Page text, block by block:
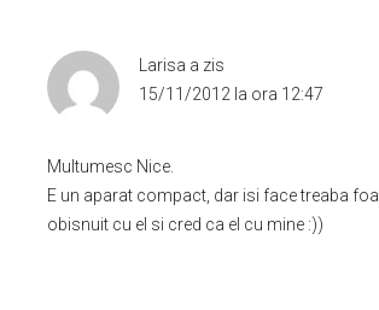
Larisa a zis
15/11/2012 la ora 12:47
Multumesc Nice.
E un aparat compact, dar isi face treaba
obisnuit cu el si cred ca el cu mine :))